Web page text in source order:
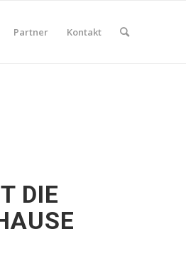
Partner Kontakt
DIE